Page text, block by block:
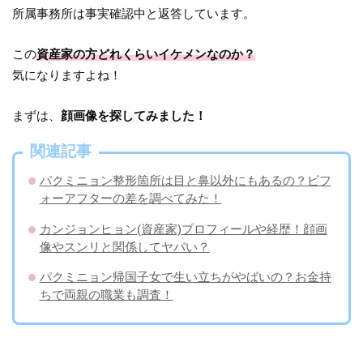
所属事務所は事実確認中と返答しています。
この資産家の方どれくらいイケメンなのか？
気になりますよね！
まずは、 顔画像を探してみました！
関連記事
パクミニョン整形箇所は目と鼻以外にもあるの？ビフ
ォーアフターの差を調べてみた！
カンジョンヒョン(資産家)プロフィールや経歴！顔画
像やスンリと関係してヤバい？
パクミニョン帰国子女で生い立ちがやばいの？お金持
ちで両親の職業も調査！